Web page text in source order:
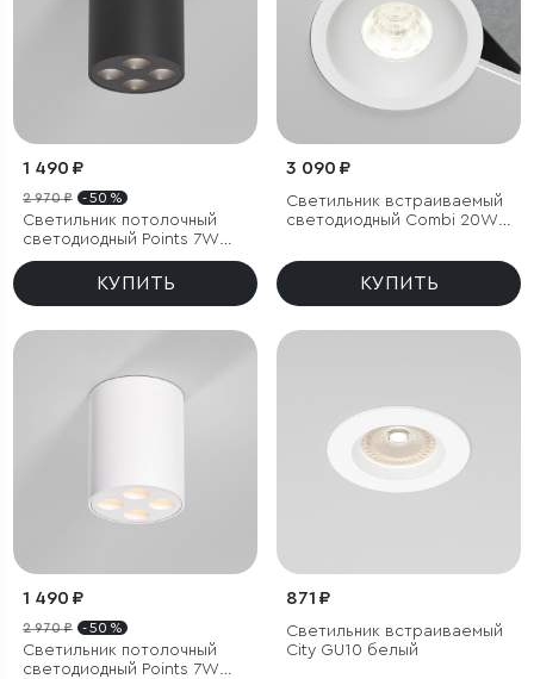
1 490 ₽
2 970 ₽ - 50 %
Светильник потолочный
светодиодный Points 7W
4000K черный
КУПИТЬ
3 090 ₽
Светильник встраиваемый
светодиодный Combi 20W
КУПИТЬ
1 490 ₽
2 970 ₽ - 50 %
Светильник потолочный
светодиодный Points 7W
871 ₽
Светильник встраиваемый
City GU10 белый